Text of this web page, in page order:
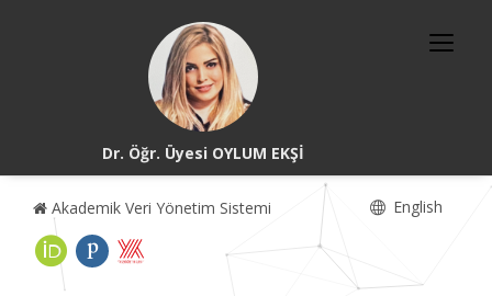
Dr. Öğr. Üyesi OYLUM EKŞİ
Akademik Veri Yönetim Sistemi English